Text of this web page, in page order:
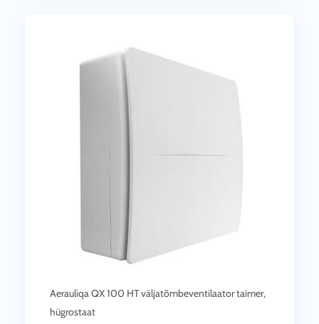
Aerauliqa QX 100 HT väljatõmbeventilaator taimer,
hügrostaat